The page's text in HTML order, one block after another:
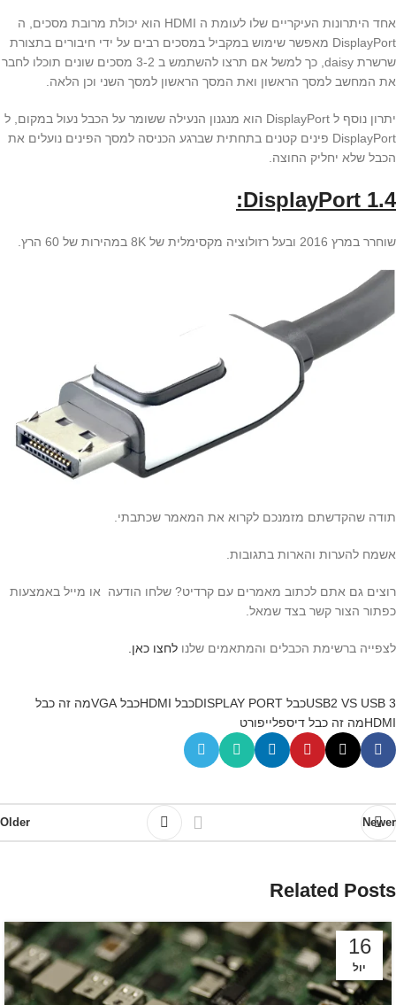
אחד היתרונות העיקריים שלו לעומת ה HDMI הוא יכולת מרובת מסכים, ה
DisplayPort מאפשר שימוש במקביל במסכים רבים על ידי חיבורים בתצורת
שרשרת daisy, כך למשל אם תרצו להשתמש ב 3-2 מסכים שונים תוכלו לחבר
את המחשב למסך הראשון ואת המסך הראשון למסך השני וכן הלאה.
יתרון נוסף ל DisplayPort הוא מנגנון הנעילה ששומר על הכבל נעול במקום, ל
DisplayPort פינים קטנים בתחתית שברגע הכניסה למסך הפינים נועלים את
הכבל שלא יחליק החוצה.
DisplayPort 1.4:
שוחרר במרץ 2016 ובעל רזולוציה מקסימלית של 8K במהירות של 60 הרץ.
תודה שהקדשתם מזמנכם לקרוא את המאמר שכתבתי.
אשמח להערות והארות בתגובות.
רוצים גם אתם לכתוב מאמרים עם קרדיט? שלחו הודעה או מייל באמצעות
כפתור הצור קשר בצד שמאל.
לצפייה ברשימת הכבלים והמתאמים שלנו לחצו כאן.
USB2 VS USB 3כבל DISPLAY PORT כבל HDMI כבל VGA
מה זה כבל
HDMIמה זה כבל דיספלייפורט
Newer
Older
Related Posts
16
יול